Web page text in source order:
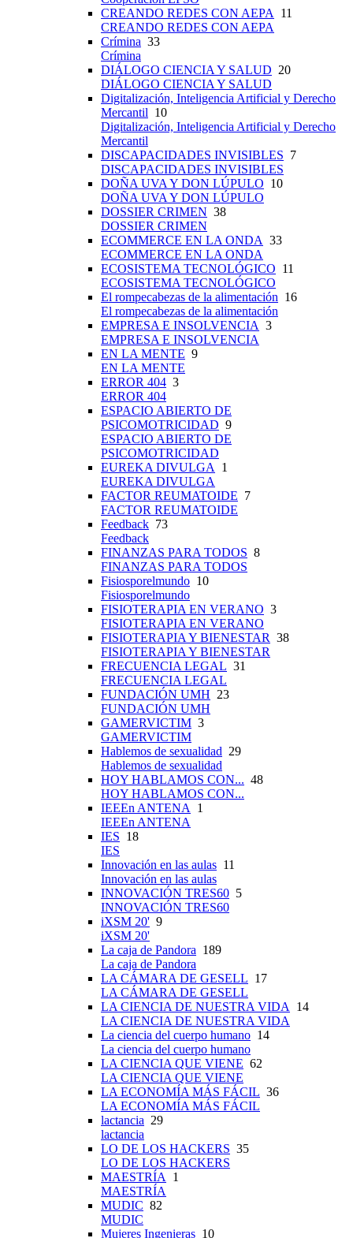
CREANDO REDES CON AEPA
11
CREANDO REDES CON AEPA
Crímina 33
Crímina
DIÁLOGO CIENCIA Y SALUD 20
DIÁLOGO CIENCIA Y SALUD
Digitalización, Inteligencia Artificial y Derecho
Mercantil 10
Digitalización, Inteligencia Artificial y Derecho
Mercantil
DISCAPACIDADES INVISIBLES 7
DISCAPACIDADES INVISIBLES
DOÑA UVA Y DON LÚPULO 10
DOÑA UVA Y DON LÚPULO
DOSSIER CRIMEN 38
DOSSIER CRIMEN
ECOMMERCE EN LA ONDA 33
ECOMMERCE EN LA ONDA
ECOSISTEMA TECNOLÓGICO 11
ECOSISTEMA TECNOLÓGICO
El rompecabezas de la alimentación 16
El rompecabezas de la alimentación
EMPRESA E INSOLVENCIA 3
EMPRESA E INSOLVENCIA
EN LA MENTE 9
EN LA MENTE
ERROR 404 3
ERROR 404
ESPACIO ABIERTO DE
PSICOMOTRICIDAD 9
ESPACIO ABIERTO DE
PSICOMOTRICIDAD
EUREKA DIVULGA
1
EUREKA DIVULGA
FACTOR REUMATOIDE 7
FACTOR REUMATOIDE
Feedback 73
Feedback
FINANZAS PARA TODOS 8
FINANZAS PARA TODOS
Fisiosporelmundo 10
Fisiosporelmundo
FISIOTERAPIA EN VERANO 3
FISIOTERAPIA EN VERANO
FISIOTERAPIA Y BIENESTAR 38
FISIOTERAPIA Y BIENESTAR
FRECUENCIA LEGAL 31
FRECUENCIA LEGAL
FUNDACIÓN UMH 23
FUNDACIÓN UMH
GAMERVICTIM 3
GAMERVICTIM
Hablemos de sexualidad 29
Hablemos de sexualidad
HOY HABLAMOS CON... 48
HOY HABLAMOS CON...
IEEEn ANTENA
1
IEEEn ANTENA
IES 18
IES
Innovación en las aulas 11
Innovación en las aulas
INNOVACIÓN TRES60 5
INNOVACIÓN TRES60
iXSM 20' 9
iXSM 20'
La caja de Pandora 189
La caja de Pandora
LA CÁMARA DE GESELL 17
LA CÁMARA DE GESELL
LA CIENCIA DE NUESTRA VIDA
14
LA CIENCIA DE NUESTRA VIDA
La ciencia del cuerpo humano 14
La ciencia del cuerpo humano
LA CIENCIA QUE VIENE 62
LA CIENCIA QUE VIENE
LA ECONOMÍA MÁS FÁCIL 36
LA ECONOMÍA MÁS FÁCIL
lactancia 29
lactancia
LO DE LOS HACKERS 35
LO DE LOS HACKERS
MAESTRÍA
1
MAESTRÍA
MUDIC 82
MUDIC
Mujeres Ingenieras 10